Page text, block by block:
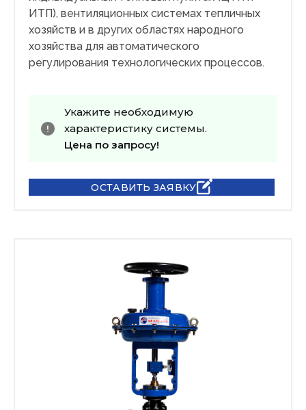
ИТП), вентиляционных системах тепличных
хозяйств и в других областях народного
хозяйства для автоматического
регулирования технологических процессов.
Укажите необходимую
характеристику системы.
Цена по запросу!
ОСТАВИТЬ ЗАЯВКУ